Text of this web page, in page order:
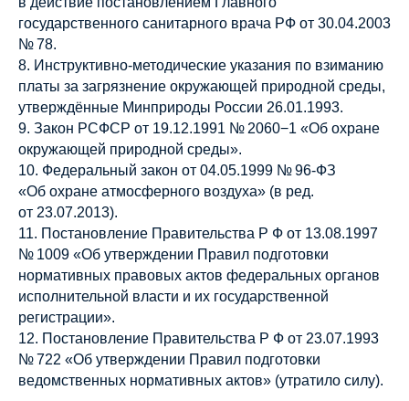
государственного санитарного врача РФ от 30.04.2003
№ 78.
8. Инструктивно-методические указания по взиманию
платы за загрязнение окружающей природной среды,
утверждённые Минприроды России 26.01.1993.
9. Закон РСФСР от 19.12.1991 № 2060−1 «Об охране
окружающей природной среды».
10. Федеральный закон от 04.05.1999 № 96-ФЗ
«Об охране атмосферного воздуха» (в ред.
от 23.07.2013).
11. Постановление Правительства Р Ф от 13.08.1997
№ 1009 «Об утверждении Правил подготовки
нормативных правовых актов федеральных органов
исполнительной власти и их государственной
регистрации».
12. Постановление Правительства Р Ф от 23.07.1993
№ 722 «Об утверждении Правил подготовки
ведомственных нормативных актов» (утратило силу).